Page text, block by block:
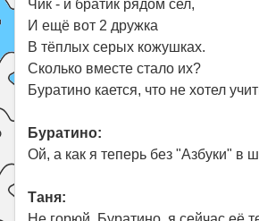
Чик - и братик рядом сел,
И ещё вот 2 дружка
В тёплых серых кожушках.
Сколько вместе стало их?
Буратино кается, что не хотел
Буратино:
Ой, а как я теперь без "Азбуки" в
Таня: